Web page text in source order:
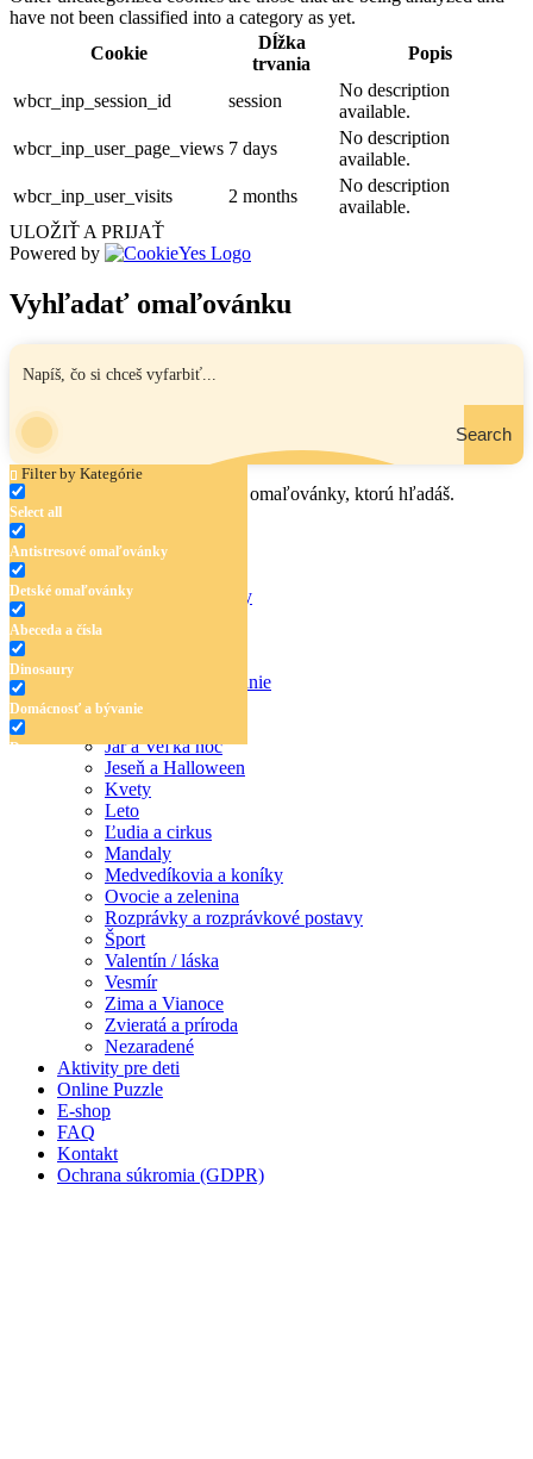
have not been classified into a category as yet.
Cookie
Dĺžka
trvania
Popis
wbcr_inp_session_id session
No description
available.
wbcr_inp_user_page_views 7 days
No description
available.
wbcr_inp_user_visits
2 months
No description
available.
ULOŽIŤ A PRIJAŤ
Powered by
Vyhľadať omaľovánku
Search
Filter by Kategórie
Select all
Antistresové omaľovánky
Detské omaľovánky
Abeceda a čísla
Dinosaury
Domácnosť a bývanie
Doprava
Jar a Veľká noc
Jeseň a Halloween
Ľudia a cirkus
Medvedíkovia a koníky
Ovocie a zelenina
Rozprávky a rozprávkové postavy
Šport
Zadaj názov, oblasť alebo tému omaľovánky, ktorú hľadáš.
Antistresové omaľovánky
Domácnosť a bývanie
Doprava
Jar a Veľká noc
Jeseň a Halloween
Kvety
Leto
Ľudia a cirkus
Mandaly
Medvedíkovia a koníky
Ovocie a zelenina
Rozprávky a rozprávkové postavy
Šport
Valentín / láska
Vesmír
Zima a Vianoce
Zvieratá a príroda
Nezaradené
Aktivity pre deti
Online Puzzle
E-shop
FAQ
Kontakt
Ochrana súkromia (GDPR)